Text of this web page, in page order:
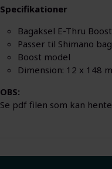
Specifikationer
Bagaksel E-Thru
Passer til Shimano
Boost model
Dimension: 12 x 148
OBS:
Se pdf filen som kan